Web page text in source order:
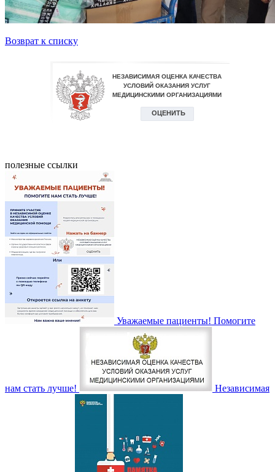
Возврат к списку
полезные ссылки
Уважаемые пациенты! Помогите
нам стать лучше! Независимая